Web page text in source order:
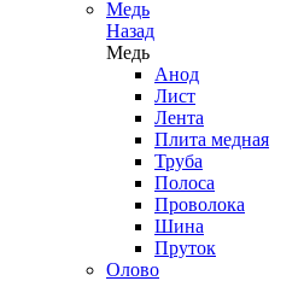
Медь
Назад
Медь
Анод
Лист
Лента
Плита медная
Труба
Полоса
Проволока
Шина
Пруток
Олово